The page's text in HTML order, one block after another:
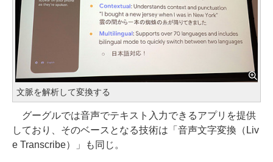
文脈を解析して変換する
グーグルでは音声でテキスト入力できるアプリを提供
しており、そのベースとなる技術は「音声文字変換（Liv
e Transcribe）」も同じ。